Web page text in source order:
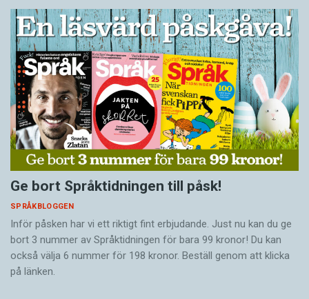
Ge bort Språktidningen till påsk!
SPRÅKBLOGGEN
Inför påsken har vi ett riktigt fint erbjudande. Just nu kan du ge
bort 3 nummer av Språktidningen för bara 99 kronor! Du kan
också välja 6 nummer för 198 kronor. Beställ genom att klicka
på länken.